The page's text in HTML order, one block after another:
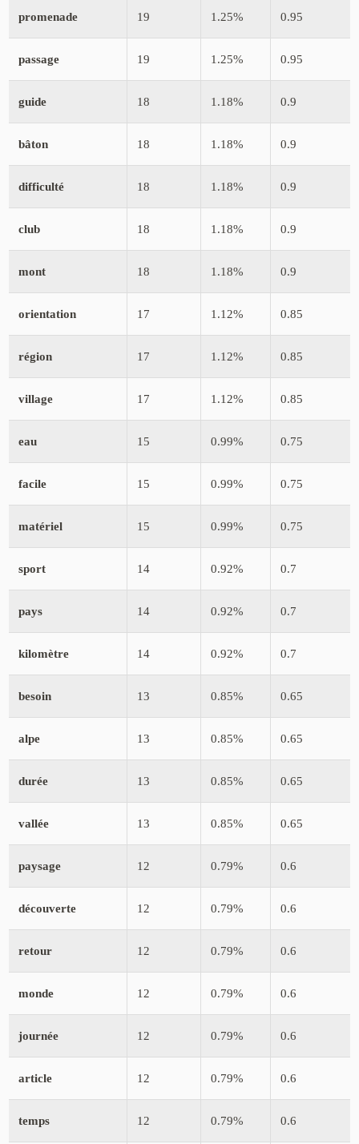
promenade 19 1.25% 0.95
passage 19 1.25% 0.95
guide 18 1.18% 0.9
bâton 18 1.18% 0.9
difficulté 18 1.18% 0.9
club 18 1.18% 0.9
mont 18 1.18% 0.9
orientation 17 1.12% 0.85
région 17 1.12% 0.85
village 17 1.12% 0.85
eau 15 0.99% 0.75
facile 15 0.99% 0.75
matériel 15 0.99% 0.75
sport 14 0.92% 0.7
pays 14 0.92% 0.7
kilomètre 14 0.92% 0.7
besoin 13 0.85% 0.65
alpe 13 0.85% 0.65
durée 13 0.85% 0.65
vallée 13 0.85% 0.65
paysage 12 0.79% 0.6
découverte 12 0.79% 0.6
retour 12 0.79% 0.6
monde 12 0.79% 0.6
journée 12 0.79% 0.6
article 12 0.79% 0.6
temps 12 0.79% 0.6